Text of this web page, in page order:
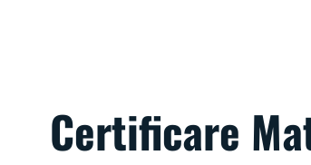
Certificare